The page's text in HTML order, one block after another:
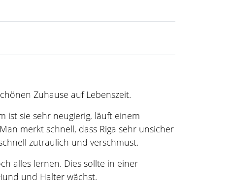
Zuhause auf Lebenszeit.
ist sie sehr neugierig, läuft einem
merkt schnell, dass Riga sehr unsicher
zutraulich und verschmust.
alles lernen. Dies sollte in einer
und Halter wächst.